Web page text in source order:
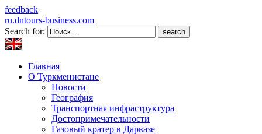
feedback
ru.dntours-business.com
Search for:
Главная
О Туркменистане
Новости
География
Транспортная инфраструктура
Достопримечательности
Газовый кратер в Дарвазе